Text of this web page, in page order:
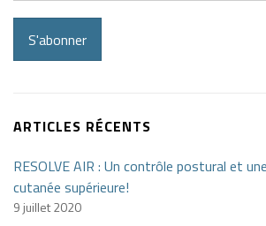
S'abonner
ARTICLES RÉCENTS
RESOLVE AIR : Un contrôle postural et
cutanée supérieure!
9 juillet 2020